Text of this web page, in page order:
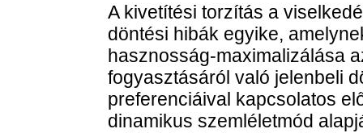
A kivetítési torzítás a
döntési hibák egyike,
hasznosság-maximalizálása
fogyasztásáról való jelenbeli
preferenciáival kapcsolatos
dinamikus szemléletmód